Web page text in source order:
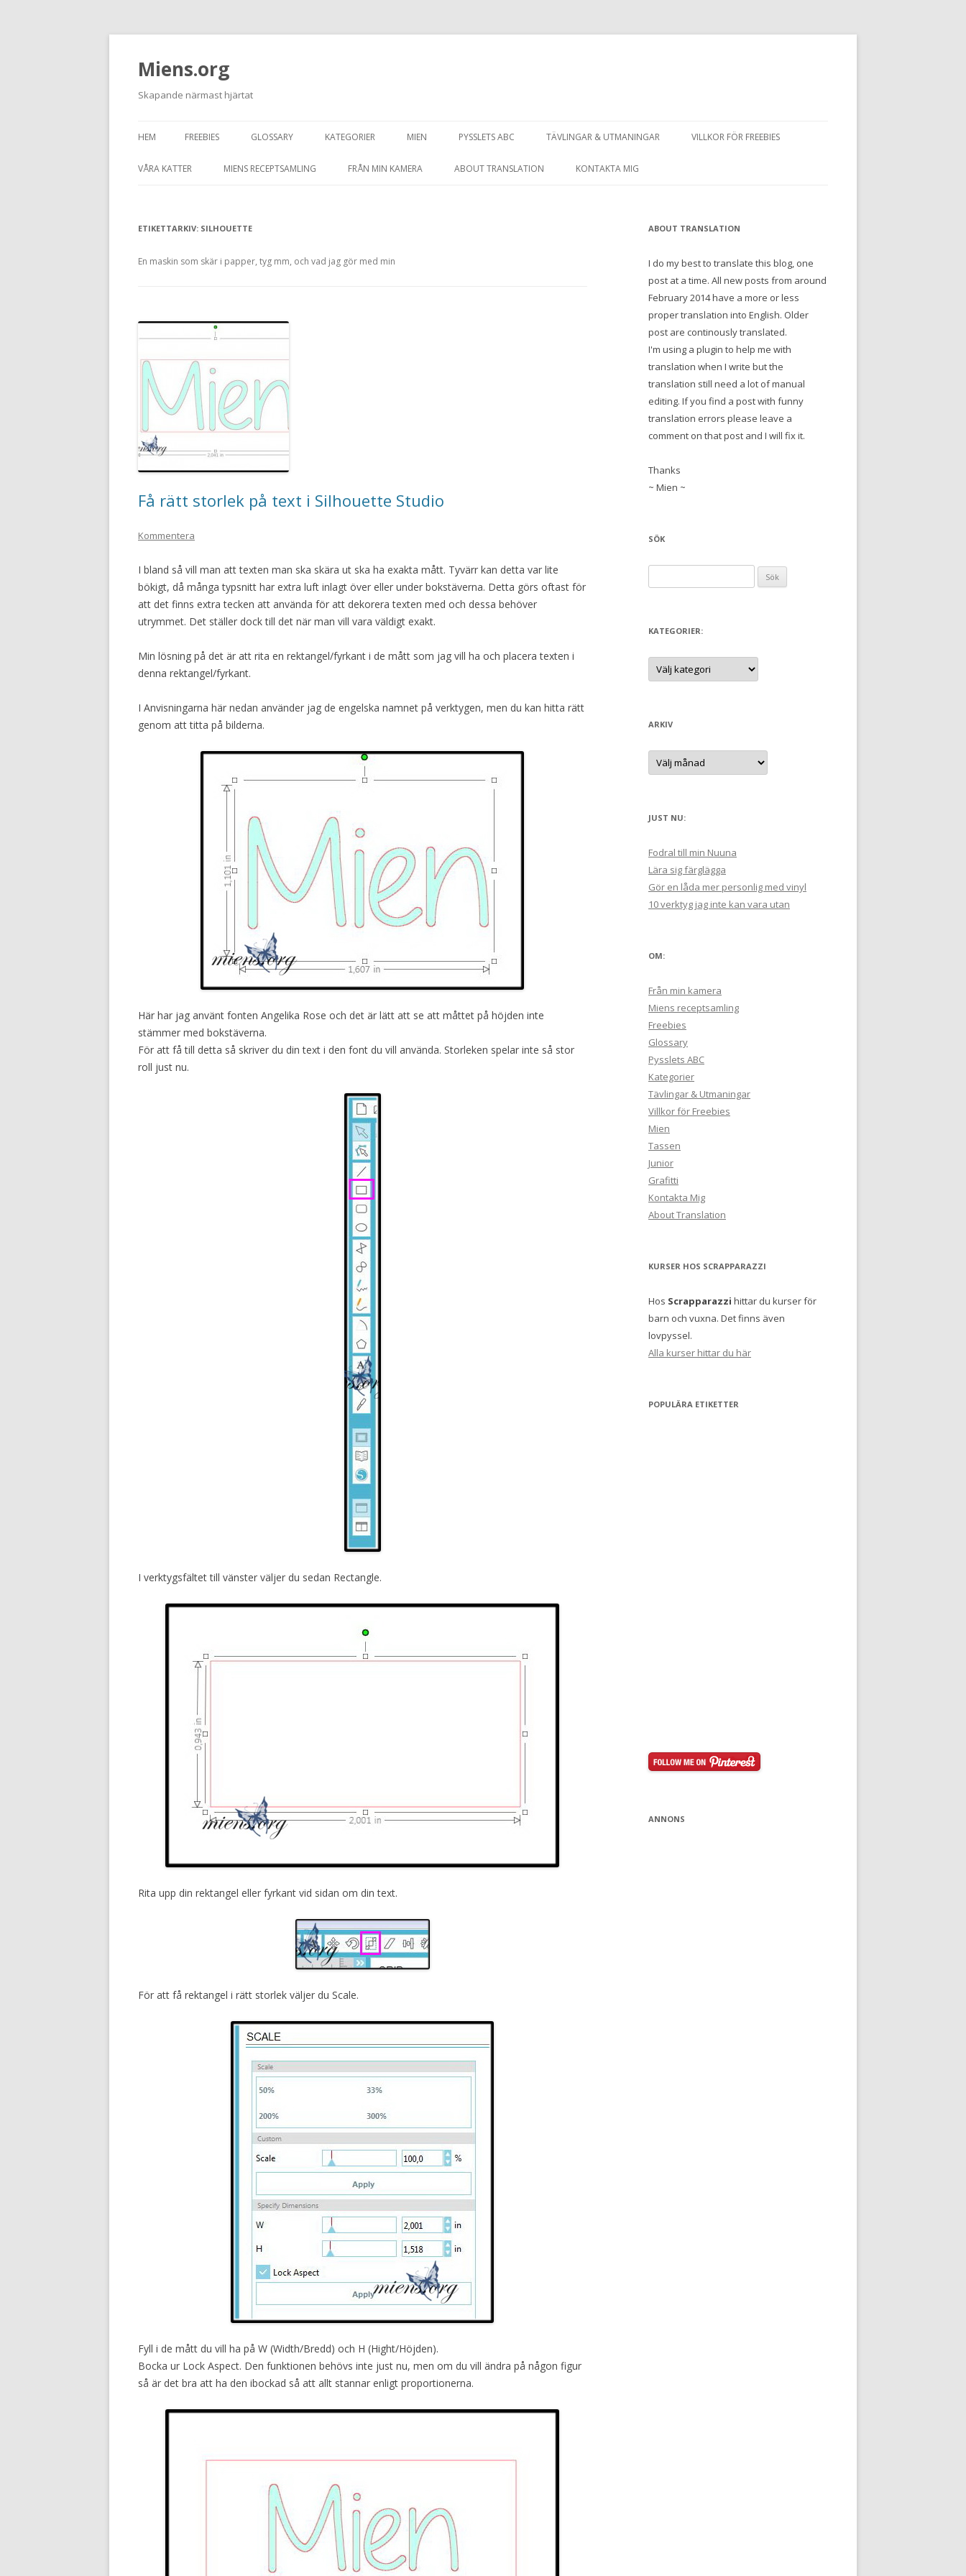
Miens.org
Skapande närmast hjärtat
till
HEM FREEBIES GLOSSARY KATEGORIER MIEN PYSSLETS ABC TÄVLINGAR & UTMANINGAR VILLKOR FÖR FREEBIES
VÅRA KATTER
JUNIOR
GRAFITTI
MIENS RECEPTSAMLING FRÅN MIN KAMERA ABOUT TRANSLATION KONTAKTA MIG
ETIKETTARKIV: SILHOUETTE
En maskin som skär i papper, tyg mm, och vad jag gör med min
Få rätt storlek på text i Silhouette Studio
Kommentera
I bland så vill man att texten man ska skära ut ska ha exakta mått. Tyvärr kan detta var lite
bökigt, då många typsnitt har extra luft inlagt över eller under bokstäverna. Detta görs oftast för
att det finns extra tecken att använda för att dekorera texten med och dessa behöver
utrymmet. Det ställer dock till det när man vill vara väldigt exakt.
Min lösning på det är att rita en rektangel/fyrkant i de mått som jag vill ha och placera texten i
denna rektangel/fyrkant.
I Anvisningarna här nedan använder jag de engelska namnet på verktygen, men du kan hitta rätt
genom att titta på bilderna.
Här har jag använt fonten Angelika Rose och det är lätt att se att måttet på höjden inte
stämmer med bokstäverna.
För att få till detta så skriver du din text i den font du vill använda. Storleken spelar inte så stor
roll just nu.
I verktygsfältet till vänster väljer du sedan Rectangle.
Rita upp din rektangel eller fyrkant vid sidan om din text.
För att få rektangel i rätt storlek väljer du Scale.
Fyll i de mått du vill ha på W (Width/Bredd) och H (Hight/Höjden).
Bocka ur Lock Aspect. Den funktionen behövs inte just nu, men om du vill ändra på någon figur
så är det bra att ha den ibockad så att allt stannar enligt proportionerna.
ABOUT TRANSLATION
I do my best to translate this blog, one
post at a time. All new posts from around
February 2014 have a more or less
proper translation into English. Older
post are continously translated.
I'm using a plugin to help me with
translation when I write but the
translation still need a lot of manual
editing. If you find a post with funny
translation errors please leave a
comment on that post and I will fix it.
Thanks
~ Mien ~
SÖK
ö
e
t
e
KATEGORIER:
K
t
r
i
r
ARKIV
A
k
JUST NU:
Fodral till min Nuuna
Lära sig färglägga
Gör en låda mer personlig med vinyl
10 verktyg jag inte kan vara utan
OM:
Från min kamera
Miens receptsamling
Freebies
Glossary
Pysslets ABC
Kategorier
Tävlingar & Utmaningar
Villkor för Freebies
Mien
Tassen
Junior
Grafitti
Kontakta Mig
About Translation
KURSER HOS SCRAPPARAZZI
Hos Scrapparazzi hittar du kurser för
barn och vuxna. Det finns även
lovpyssel.
Alla kurser hittar du här
POPULÄRA ETIKETTER
ANNONS